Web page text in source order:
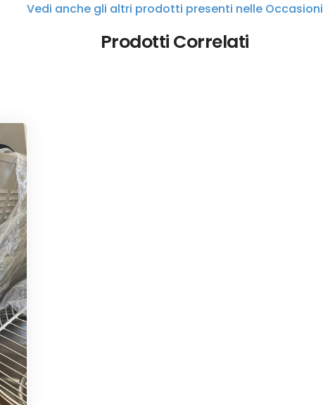
Vedi anche gli altri prodotti presenti nelle Occasioni
Prodotti Correlati